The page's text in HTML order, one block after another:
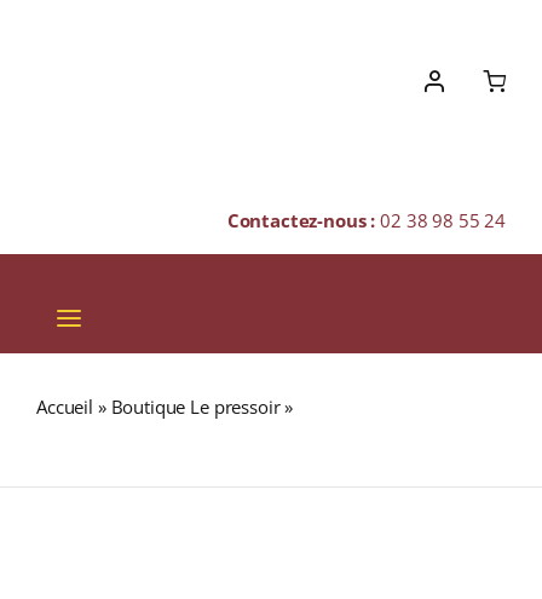
Contactez-nous :02 38 98 55 24
Toggle
Navigation
SPIRITUEUX
Accueil » Boutique Le pressoir»